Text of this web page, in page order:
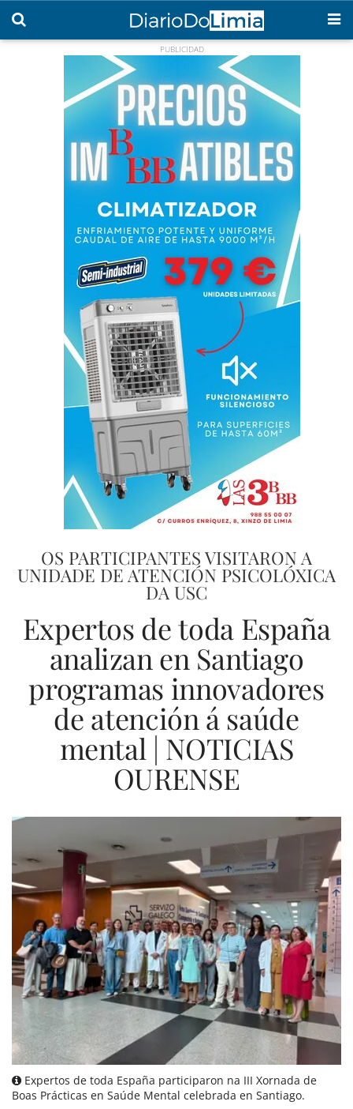
OS PARTICIPANTES VISITARON A
UNIDADE DE ATENCIÓN PSICOLÓXICA
DA USC
Expertos de toda España
analizan en Santiago
programas innovadores
de atención á saúde
mental | NOTICIAS
OURENSE
Expertos de toda España participaron na III Xornada de
Boas Prácticas en Saúde Mental celebrada en Santiago.